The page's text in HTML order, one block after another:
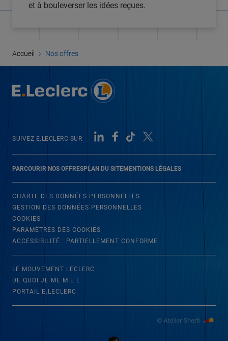
et à bouleverser les idées reçues.
Accueil › Nos offres
PARCOURIR NOS OFFRESPLAN DU SITEMENTIONS LÉGALES
SUIVEZ E.LECLERC SUR
CHARTE DES DONNÉES PERSONNELLES
GESTION DES DONNÉES PERSONNELLES
COOKIES
PARAMÈTRES DES COOKIES
ACCESSIBILITÉ : PARTIELLEMENT CONFORME
LE MOUVEMENT LECLERC
DE QUOI JE ME M.E.L
PORTAIL E.LECLERC